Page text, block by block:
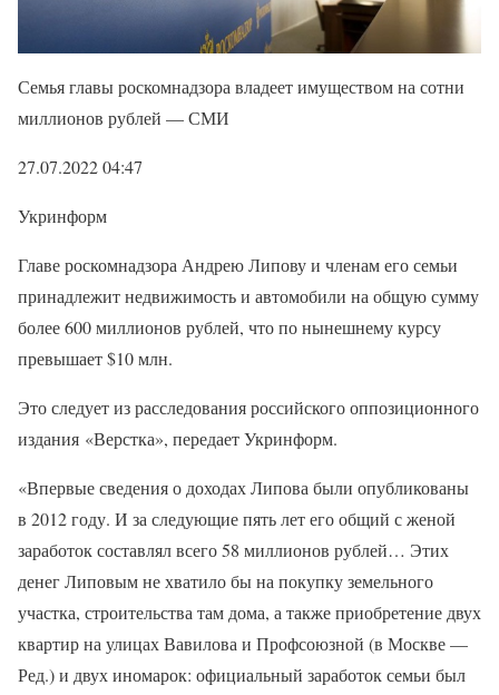
Семья главы роскомнадзора владеет имуществом на сотни
миллионов рублей — СМИ
27.07.2022 04:47
Укринформ
Главе роскомнадзора Андрею Липову и членам его семьи
принадлежит недвижимость и автомобили на общую сумму
более 600 миллионов рублей, что по нынешнему курсу
превышает $10 млн.
Это следует из расследования российского оппозиционного
издания «Верстка», передает Укринформ.
«Впервые сведения о доходах Липова были опубликованы
в 2012 году. И за следующие пять лет его общий с женой
заработок составлял всего 58 миллионов рублей… Этих
денег Липовым не хватило бы на покупку земельного
участка, строительства там дома, а также приобретение двух
квартир на улицах Вавилова и Профсоюзной (в Москве —
Ред.) и двух иномарок: официальный заработок семьи был